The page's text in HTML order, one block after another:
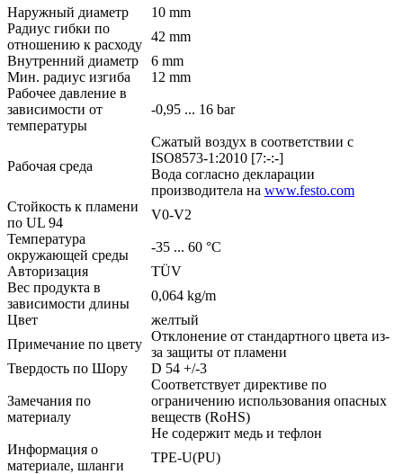
Наружный диаметр
10 mm
Радиус гибки по
отношению к расходу
42 mm
Внутренний диаметр
6 mm
Мин. радиус изгиба
12 mm
Рабочее давление в
зависимости от
температуры
-0,95 ... 16 bar
Рабочая среда
Сжатый воздух в соответствии с
ISO8573-1:2010 [7:-:-]
Вода согласно декларации
производитела на www.festo.com
Стойкость к пламени
по UL 94
V0-V2
Температура
окружающей среды
-35 ... 60 °C
Авторизация
TÜV
Вес продукта в
зависимости длины
0,064 kg/m
Цвет
желтый
Примечание по цвету
Отклонение от стандартного цвета из-
за защиты от пламени
Твердость по Шору
D 54 +/-3
Замечания по
материалу
Соответствует директиве по
ограничению использования опасных
веществ (RoHS)
Не содержит медь и тефлон
Информация о
материале, шланги
TPE-U(PU)